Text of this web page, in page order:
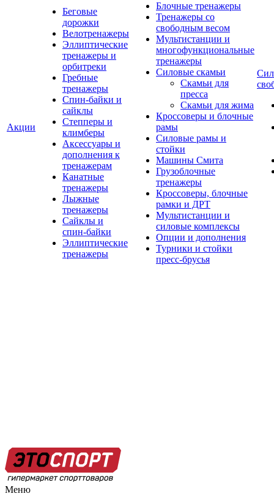
Акции
Беговые
дорожки
Велотренажеры
Эллиптические
тренажеры и
орбитреки
Гребные
тренажеры
Спин-байки и
сайклы
Степперы и
климберы
Аксессуары и
дополнения к
тренажерам
Канатные
тренажеры
Лыжные
тренажеры
Сайклы и
спин-байки
Эллиптические
тренажеры
Блочные тренажеры
Тренажеры со
свободным весом
Мультистанции и
многофункциональные
тренажеры
Силовые скамьи
Скамьи для
пресса
Скамьи для жима
Кроссоверы и блочные
рамы
Силовые рамы и
стойки
Машины Смита
Грузоблочные
тренажеры
Кроссоверы, блочные
рамки и ДРТ
Мультистанции и
силовые комплексы
Опции и дополнения
Турники и стойки
пресс-брусья
Меню